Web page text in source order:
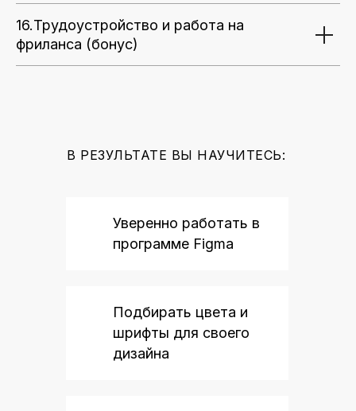
16.Трудоустройство и работа на
фриланса (бонус)
В РЕЗУЛЬТАТЕ ВЫ НАУЧИТЕСЬ:
Уверенно работать в
программе Figma
Подбирать цвета и
шрифты для своего
дизайна